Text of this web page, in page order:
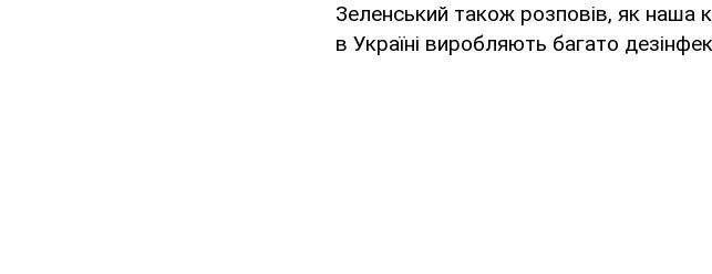
Зеленський також розповів, як наша
в Україні виробляють багато